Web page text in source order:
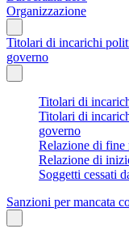
Organizzazione
Titolari di incarichi
governo
Titolari di
Titolari di
governo
Relazione di fine
Relazione di
Soggetti cessati
Sanzioni per mancata